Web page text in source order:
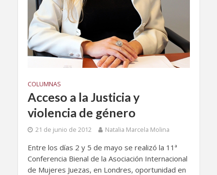
COLUMNAS
Acceso a la Justicia y
violencia de género
21 de junio de 2012 Natalia Marcela Molina
Entre los días 2 y 5 de mayo se realizó la 11ª
Conferencia Bienal de la Asociación Internacional
de Mujeres Juezas, en Londres, oportunidad en